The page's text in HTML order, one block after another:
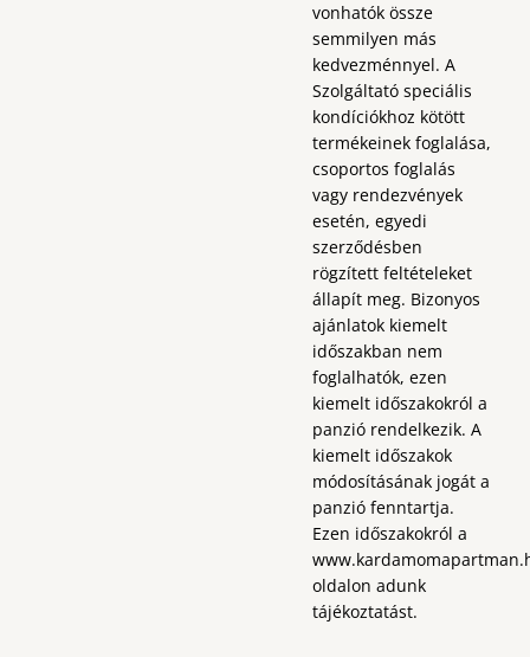
vonhatók össze
semmilyen más
kedvezménnyel. A
Szolgáltató speciális
kondíciókhoz kötött
termékeinek foglalása,
csoportos foglalás
vagy rendezvények
esetén, egyedi
szerződésben
rögzített feltételeket
állapít meg. Bizonyos
ajánlatok kiemelt
időszakban nem
foglalhatók, ezen
kiemelt időszakokról a
panzió rendelkezik. A
kiemelt időszakok
módosításának jogát a
panzió fenntartja.
Ezen időszakokról a
oldalon adunk
tájékoztatást.